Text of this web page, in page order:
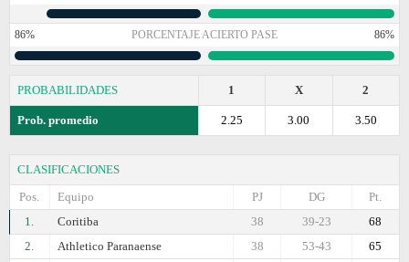
86% PORCENTAJE ACIERTO PASE 86%
PROBABILIDADES 2
X
1
Prob. promedio 3.50
3.00
2.25
CLASIFICACIONES
Pos.
Equipo Pt.
DG
PJ
1.
Coritiba 68
39-23
38
2.
Athletico Paranaense 65
53-43
38